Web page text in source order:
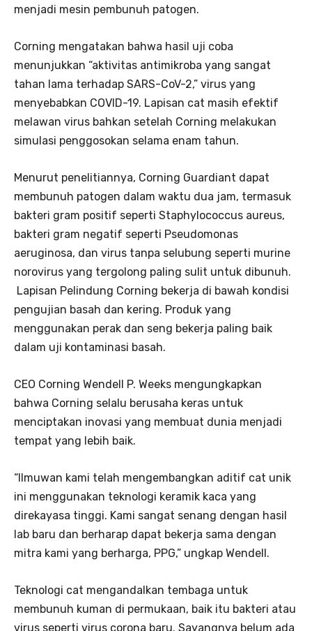
menjadi mesin pembunuh patogen.
Corning mengatakan bahwa hasil uji coba
menunjukkan “aktivitas antimikroba yang sangat
tahan lama terhadap SARS-CoV-2,” virus yang
menyebabkan COVID-19. Lapisan cat masih efektif
melawan virus bahkan setelah Corning melakukan
simulasi penggosokan selama enam tahun.
Menurut penelitiannya, Corning Guardiant dapat
membunuh patogen dalam waktu dua jam, termasuk
bakteri gram positif seperti Staphylococcus aureus,
bakteri gram negatif seperti Pseudomonas
aeruginosa, dan virus tanpa selubung seperti murine
norovirus yang tergolong paling sulit untuk dibunuh.
Lapisan Pelindung Corning bekerja di bawah kondisi
pengujian basah dan kering. Produk yang
menggunakan perak dan seng bekerja paling baik
dalam uji kontaminasi basah.
CEO Corning Wendell P. Weeks mengungkapkan
bahwa Corning selalu berusaha keras untuk
menciptakan inovasi yang membuat dunia menjadi
tempat yang lebih baik.
“Ilmuwan kami telah mengembangkan aditif cat unik
ini menggunakan teknologi keramik kaca yang
direkayasa tinggi. Kami sangat senang dengan hasil
lab baru dan berharap dapat bekerja sama dengan
mitra kami yang berharga, PPG,” ungkap Wendell.
Teknologi cat mengandalkan tembaga untuk
membunuh kuman di permukaan, baik itu bakteri atau
virus seperti virus corona baru. Sayangnya belum ada